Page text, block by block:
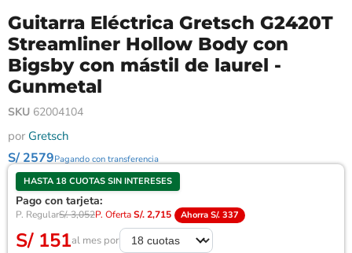
Guitarra Eléctrica Gretsch G2420T
Streamliner Hollow Body con
Bigsby con mástil de laurel -
Gunmetal
SKU 62004104
por Gretsch
S/ 2579Pagando con transferencia
HASTA 18 CUOTAS SIN INTERESES
Pago con tarjeta:
P. RegularS/. 3,052P. OfertaS/. 2,715 Ahorra S/. 337
S/ 151al mes por